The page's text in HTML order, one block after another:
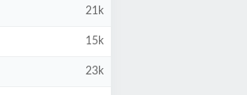
21k
15k
23k